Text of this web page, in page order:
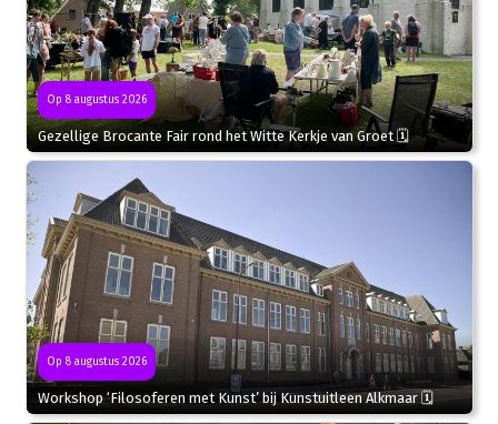
Op 8 augustus 2026
Gezellige Brocante Fair rond het Witte Kerkje van Groet 🗓
Op 8 augustus 2026
Workshop ‘Filosoferen met Kunst’ bij Kunstuitleen Alkmaar 🗓